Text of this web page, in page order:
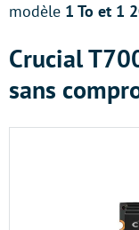
modèle 1 To et 1
Crucial
sans